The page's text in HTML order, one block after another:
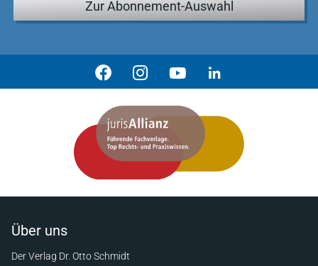
Zur Abonnement-Auswahl
Über uns
Der Verlag Dr. Otto Schmidt